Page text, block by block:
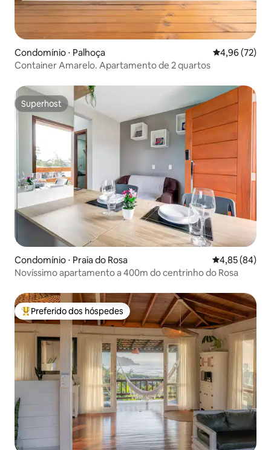
Condomínio ⋅ Palhoça 4,96 de uma
4,96 (72)
Container Amarelo. Apartamento de 2 quartos
Superhost
Superhost
Condomínio ⋅ Praia do Rosa 4,85 de uma
4,85 (84)
Novíssimo apartamento a 400m do centrinho do Rosa
Entre os melhores preferidos dos hóspedes
Preferido dos hóspedes